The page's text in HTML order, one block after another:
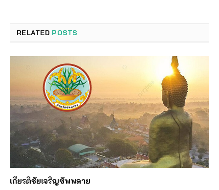
RELATED POSTS
เกียรติชัยเจริญซัพพลาย